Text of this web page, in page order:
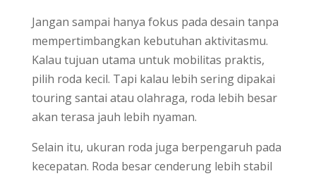
Jangan sampai hanya fokus pada desain tanpa
mempertimbangkan kebutuhan aktivitasmu.
Kalau tujuan utama untuk mobilitas praktis,
pilih roda kecil. Tapi kalau lebih sering dipakai
touring santai atau olahraga, roda lebih besar
akan terasa jauh lebih nyaman.
Selain itu, ukuran roda juga berpengaruh pada
kecepatan. Roda besar cenderung lebih stabil